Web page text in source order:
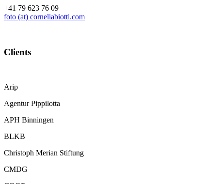
+41 79 623 76 09
foto (at) corneliabiotti.com
Clients
Arip
Agentur Pippilotta
APH Binningen
BLKB
Christoph Merian Stiftung
CMDG